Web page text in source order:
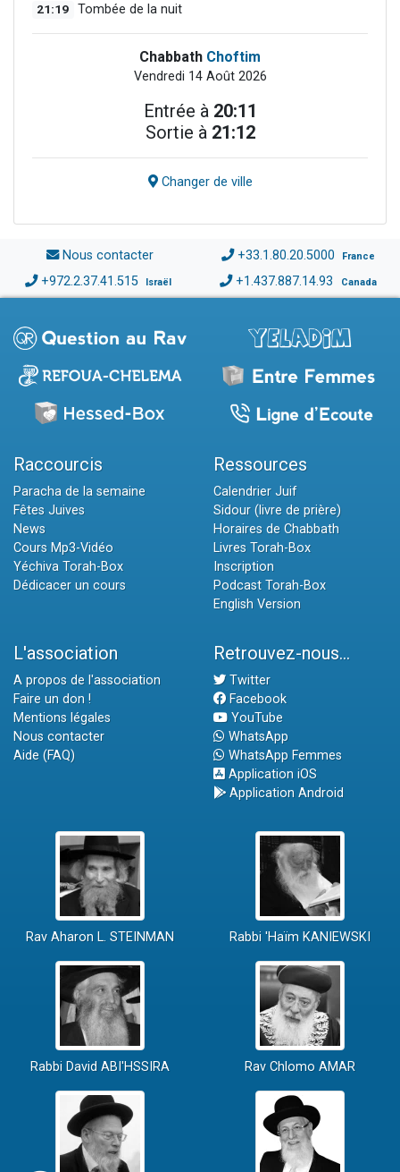
21:19 Tombée de la nuit
Chabbath Choftim
Vendredi 14 Août 2026
Entrée à 20:11
Sortie à 21:12
Changer de ville
Nous contacter +33.1.80.20.5000 France
+972.2.37.41.515 Israël +1.437.887.14.93 Canada
Raccourcis
Paracha de la semaine
Fêtes Juives
News
Cours Mp3-Vidéo
Yéchiva Torah-Box
Dédicacer un cours
Ressources
Calendrier Juif
Sidour (livre de prière)
Horaires de Chabbath
Livres Torah-Box
Inscription
Podcast Torah-Box
English Version
L'association
A propos de l'association
Faire un don !
Mentions légales
Nous contacter
Aide (FAQ)
Retrouvez-nous...
Twitter
Facebook
YouTube
WhatsApp
WhatsApp Femmes
Application iOS
Application Android
Rav Aharon L. STEINMAN Rabbi 'Haïm KANIEWSKI
Rabbi David ABI'HSSIRA Rav Chlomo AMAR